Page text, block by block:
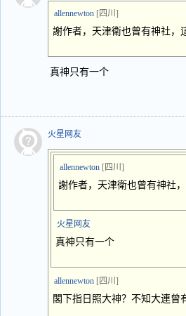
allennewton [四川]
謝作者，天津衛也曾有神社，
真神只有一个
火星网友
allennewton [四川]
謝作者，天津衛也曾有神社
火星网友
真神只有一个
allennewton [四川]
閣下指日照大神？不知大連